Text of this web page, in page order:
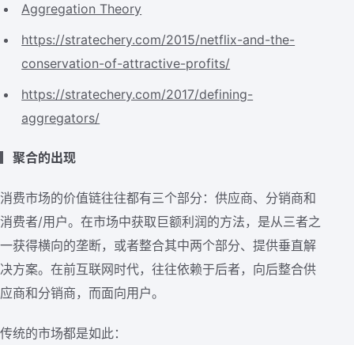
Aggregation Theory
https://stratechery.com/2015/netflix-and-the-
conservation-of-attractive-profits/
https://stratechery.com/2017/defining-
aggregators/
聚合的出现
消费市场的价值链往往都有三个部分：供应商、分销商和
消费者/用户。在市场中获取巨额利润的方法，是从三者之
一获得横向的垄断，或者整合其中两个部分、提供垂直解
决方案。在前互联网时代，往往依赖于后者，向后整合供
应商和分销商，而面向用户。
传统的市场都是如此：